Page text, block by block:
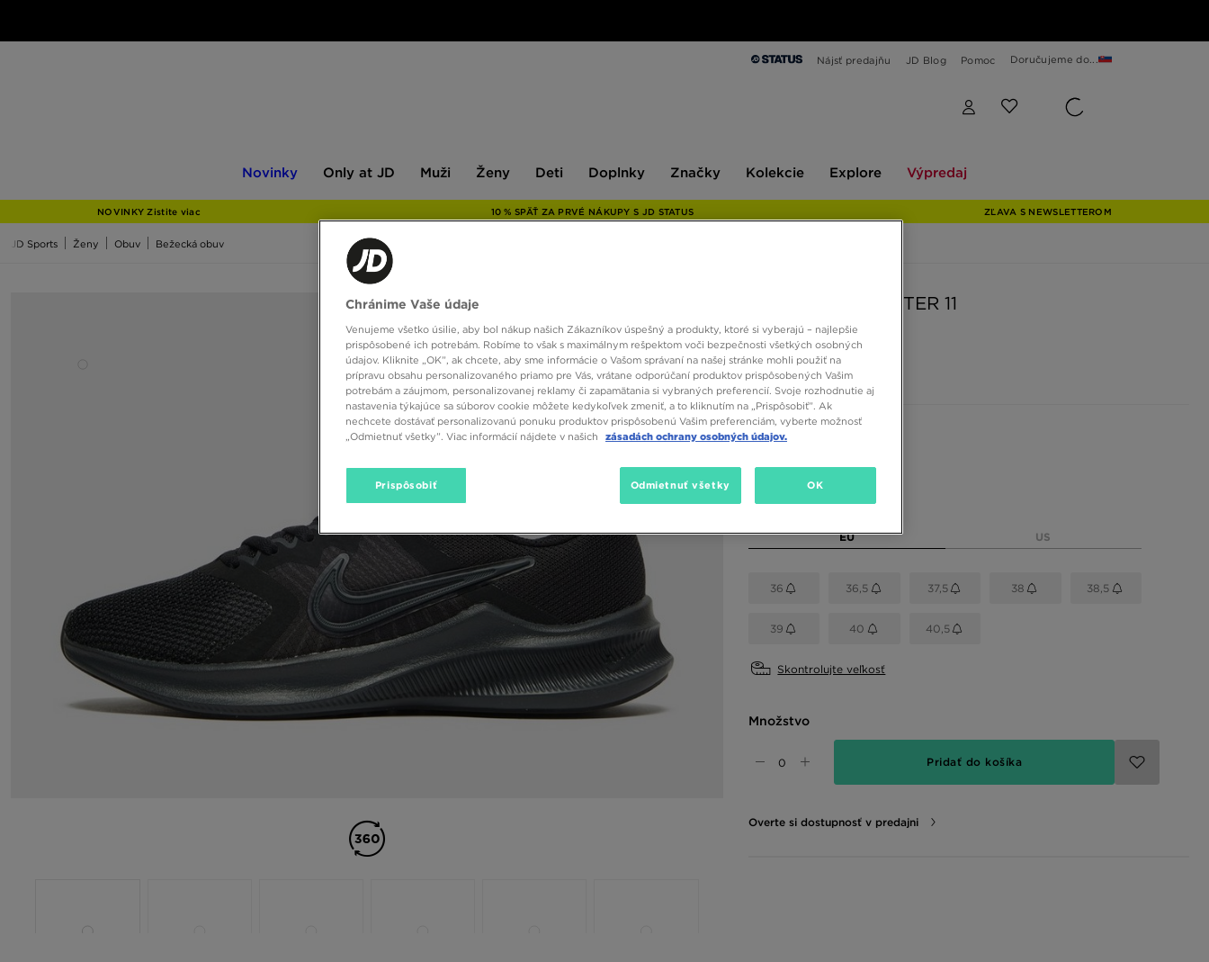
Nájsť predajňu JD Blog Pomoc Doručujeme do...
Novinky
JD
Only at JD Muži Ženy Deti Doplnky Značky Kolekcie Explore Výpredaj
NOVINKY Zistite viac 10 % SPÄŤ ZA PRVÉ NÁKUPY S JD STATUS ZĽAVA S NEWSLETTEROM
JD Sports Ženy Obuv Bežecká obuv
NIKE DOWNSHIFTER 11
42,00 €
Dostupné farby
EU US
36 36,5 37,5 38 38,5
39 40 40,5
Skontrolujte veľkosť
Množstvo
Pridať do košíka
Overte si dostupnosť v predajni
Chránime Vaše údaje
Venujeme všetko úsilie, aby bol nákup našich Zákazníkov úspešný a produkty, ktoré si vyberajú – najlepšie
prispôsobené ich potrebám. Robíme to však s maximálnym rešpektom voči bezpečnosti všetkých osobných
údajov. Kliknite „OK”, ak chcete, aby sme informácie o Vašom správaní na našej stránke mohli použiť na
prípravu obsahu personalizovaného priamo pre Vás, vrátane odporúčaní produktov prispôsobených Vašim
potrebám a záujmom, personalizovanej reklamy či zapamätania si vybraných preferencií. Svoje rozhodnutie aj
nastavenia týkajúce sa súborov cookie môžete kedykoľvek zmeniť, a to kliknutím na „Prispôsobiť”. Ak
nechcete dostávať personalizovanú ponuku produktov prispôsobenú Vašim preferenciám, vyberte možnosť
„Odmietnuť všetky”. Viac informácií nájdete v našich
zásadách ochrany osobných údajov.
Prispôsobiť Odmietnuť všetky OK